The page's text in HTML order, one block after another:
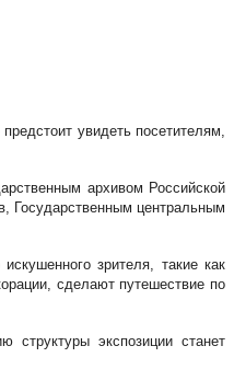
увидеть посетителям,
архивом Российской
Государственным центральным
зрителя, такие как
сделают путешествие по
экспозиции станет